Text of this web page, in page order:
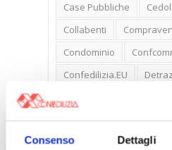
Consenso Dettagli
Case Pubbliche
Collabenti
Condominio
Confedilizia.EU
Gabetti Spa
Green
Ideologia Green